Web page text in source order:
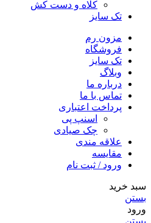
کلاه و دست کش
تک سایز
مزون رم
فروشگاه
تک سایز
وبلاگ
درباره ما
تماس با ما
پرداخت اعتباری
اسنپ پی
چک صیادی
علاقه مندی
مقايسه
ورود / ثبت نام
سبد خرید
بستن
ورود
بستن